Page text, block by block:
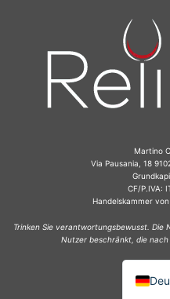
Martino
Via Pausania, 18
CF/P.IVA:
Handelskammer
Trinken Sie verantwortungsbewusst. Die
Nutzer beschränkt, die nach